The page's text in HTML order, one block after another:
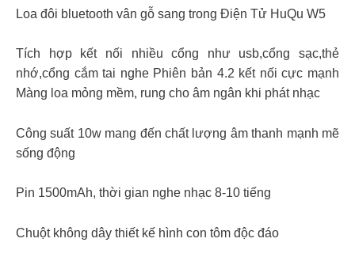
Loa đôi bluetooth vân gỗ sang trong Điện Tử HuQu W5
Tích hợp kết nối nhiều cổng như usb,cổng sạc,thẻ
nhớ,cổng cắm tai nghe Phiên bản 4.2 kết nối cực mạnh
Màng loa mỏng mềm, rung cho âm ngân khi phát nhạc
Công suất 10w mang đến chất lượng âm thanh mạnh mẽ
sống động
Pin 1500mAh, thời gian nghe nhạc 8-10 tiếng
Chuột không dây thiết kế hình con tôm độc đáo